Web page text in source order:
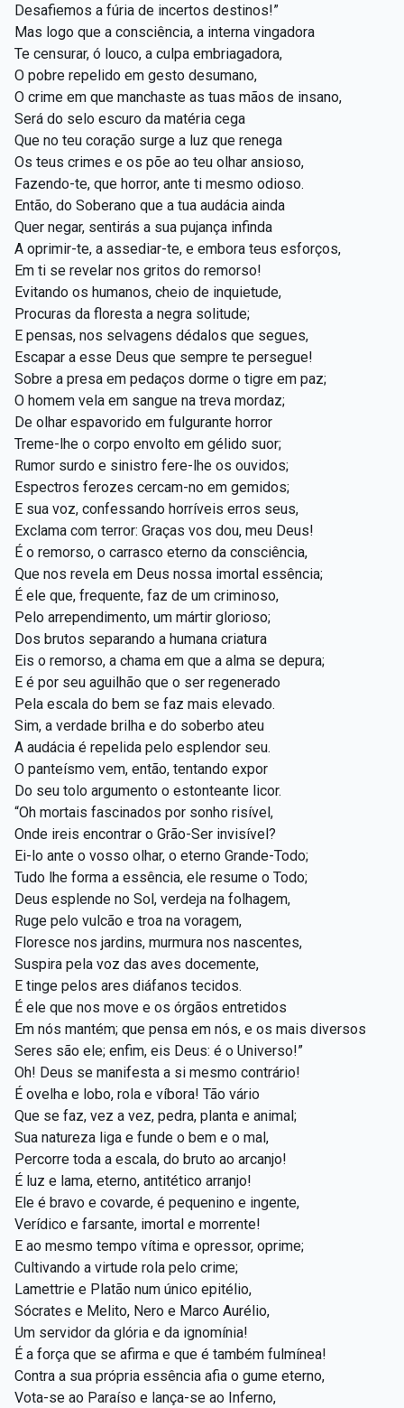
Desafiemos a fúria de incertos destinos!”
Mas logo que a consciência, a interna vingadora
Te censurar, ó louco, a culpa embriagadora,
O pobre repelido em gesto desumano,
O crime em que manchaste as tuas mãos de insano,
Será do selo escuro da matéria cega
Que no teu coração surge a luz que renega
Os teus crimes e os põe ao teu olhar ansioso,
Fazendo-te, que horror, ante ti mesmo odioso.
Então, do Soberano que a tua audácia ainda
Quer negar, sentirás a sua pujança infinda
A oprimir-te, a assediar-te, e embora teus esforços,
Em ti se revelar nos gritos do remorso!
Evitando os humanos, cheio de inquietude,
Procuras da floresta a negra solitude;
E pensas, nos selvagens dédalos que segues,
Escapar a esse Deus que sempre te persegue!
Sobre a presa em pedaços dorme o tigre em paz;
O homem vela em sangue na treva mordaz;
De olhar espavorido em fulgurante horror
Treme-lhe o corpo envolto em gélido suor;
Rumor surdo e sinistro fere-lhe os ouvidos;
Espectros ferozes cercam-no em gemidos;
E sua voz, confessando horríveis erros seus,
Exclama com terror: Graças vos dou, meu Deus!
É o remorso, o carrasco eterno da consciência,
Que nos revela em Deus nossa imortal essência;
É ele que, frequente, faz de um criminoso,
Pelo arrependimento, um mártir glorioso;
Dos brutos separando a humana criatura
Eis o remorso, a chama em que a alma se depura;
E é por seu aguilhão que o ser regenerado
Pela escala do bem se faz mais elevado.
Sim, a verdade brilha e do soberbo ateu
A audácia é repelida pelo esplendor seu.
O panteísmo vem, então, tentando expor
Do seu tolo argumento o estonteante licor.
“Oh mortais fascinados por sonho risível,
Onde ireis encontrar o Grão-Ser invisível?
Ei-lo ante o vosso olhar, o eterno Grande-Todo;
Tudo lhe forma a essência, ele resume o Todo;
Deus esplende no Sol, verdeja na folhagem,
Ruge pelo vulcão e troa na voragem,
Floresce nos jardins, murmura nos nascentes,
Suspira pela voz das aves docemente,
E tinge pelos ares diáfanos tecidos.
É ele que nos move e os órgãos entretidos
Em nós mantém; que pensa em nós, e os mais diversos
Seres são ele; enfim, eis Deus: é o Universo!”
Oh! Deus se manifesta a si mesmo contrário!
É ovelha e lobo, rola e víbora! Tão vário
Que se faz, vez a vez, pedra, planta e animal;
Sua natureza liga e funde o bem e o mal,
Percorre toda a escala, do bruto ao arcanjo!
É luz e lama, eterno, antitético arranjo!
Ele é bravo e covarde, é pequenino e ingente,
Verídico e farsante, imortal e morrente!
E ao mesmo tempo vítima e opressor, oprime;
Cultivando a virtude rola pelo crime;
Lamettrie e Platão num único epitélio,
Sócrates e Melito, Nero e Marco Aurélio,
Um servidor da glória e da ignomínia!
É a força que se afirma e que é também fulmínea!
Contra a sua própria essência afia o gume eterno,
Vota-se ao Paraíso e lança-se ao Inferno,